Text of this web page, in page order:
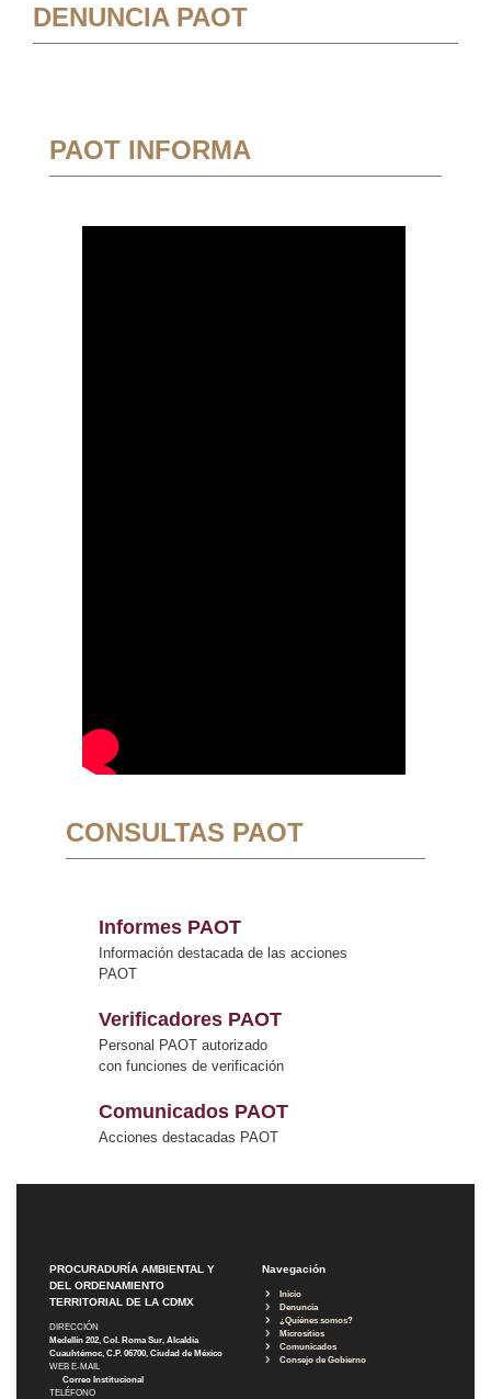
DENUNCIA PAOT
PAOT INFORMA
CONSULTAS PAOT
Informes PAOT
Información destacada de las acciones
PAOT
Verificadores PAOT
Personal PAOT autorizado
con funciones de verificación
Comunicados PAOT
Acciones destacadas PAOT
PROCURADURÍA AMBIENTAL Y
DEL ORDENAMIENTO
TERRITORIAL DE LA CDMX
DIRECCIÓN
Medellín 202, Col. Roma Sur, Alcaldía
Cuauhtémoc, C.P. 06700, Ciudad de México
WEB E-MAIL
Correo Institucional
TELÉFONO
Navegación
Inicio
Denuncia
¿Quiénes somos?
Micrositios
Comunicados
Consejo de Gobierno